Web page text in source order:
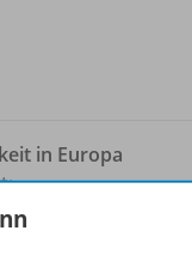
in Europa